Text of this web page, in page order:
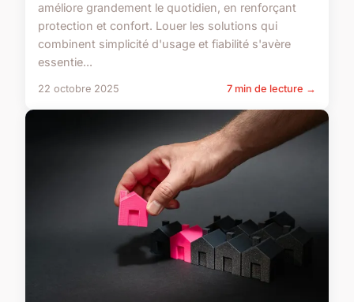
améliore grandement le quotidien, en renforçant
protection et confort. Louer les solutions qui
combinent simplicité d'usage et fiabilité s'avère
essentie...
22 octobre 2025 7 min de lecture →